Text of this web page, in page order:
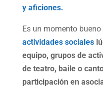
y aficiones.
Es un momento bueno
actividades sociales
equipo, grupos de
de teatro, baile o
participación en